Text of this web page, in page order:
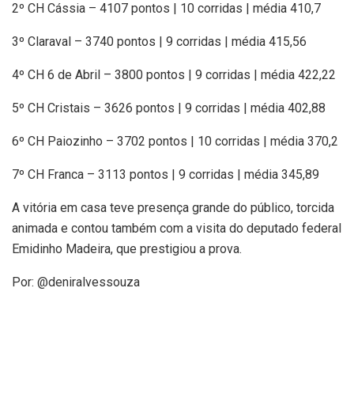
2º CH Cássia – 4107 pontos | 10 corridas | média 410,7
3º Claraval – 3740 pontos | 9 corridas | média 415,56
4º CH 6 de Abril – 3800 pontos | 9 corridas | média 422,22
5º CH Cristais – 3626 pontos | 9 corridas | média 402,88
6º CH Paiozinho – 3702 pontos | 10 corridas | média 370,2
7º CH Franca – 3113 pontos | 9 corridas | média 345,89
A vitória em casa teve presença grande do público, torcida
animada e contou também com a visita do deputado federal
Emidinho Madeira, que prestigiou a prova.
Por: @deniralvessouza